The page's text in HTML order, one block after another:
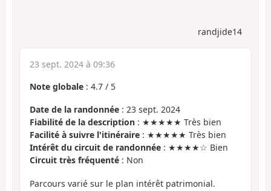
randjide14
23 sept. 2024 à 09:36
Note globale : 4.7 / 5
Date de la randonnée : 23 sept. 2024
Fiabilité de la description : ★★★★★ Très bien
Facilité à suivre l'itinéraire : ★★★★★ Très bien
Intérêt du circuit de randonnée : ★★★★☆ Bien
Circuit très fréquenté : Non
Parcours varié sur le plan intérêt patrimonial.